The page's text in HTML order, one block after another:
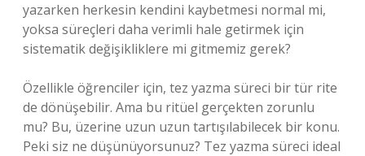
yazarken herkesin kendini kaybetmesi normal mi,
yoksa süreçleri daha verimli hale getirmek için
sistematik değişikliklere mi gitmemiz gerek?
Özellikle öğrenciler için, tez yazma süreci bir tür rite
de dönüşebilir. Ama bu ritüel gerçekten zorunlu
mu? Bu, üzerine uzun uzun tartışılabilecek bir konu.
Peki siz ne düşünüyorsunuz? Tez yazma süreci ideal